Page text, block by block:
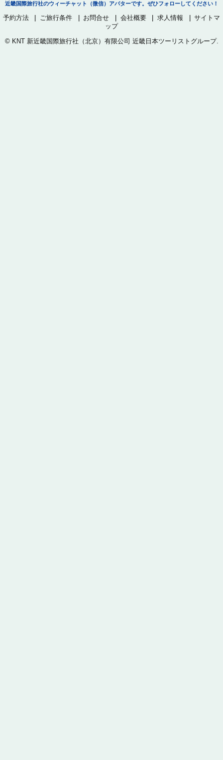
近畿国際旅行社のウィーチャット（微信）アバターです。ぜひフォローしてください！
予約方法 ご旅行条件 お問合せ 会社概要 求人情報
サイトマ
ップ
© KNT 新近畿国際旅行社（北京）有限公司 近畿日本ツーリストグループ.